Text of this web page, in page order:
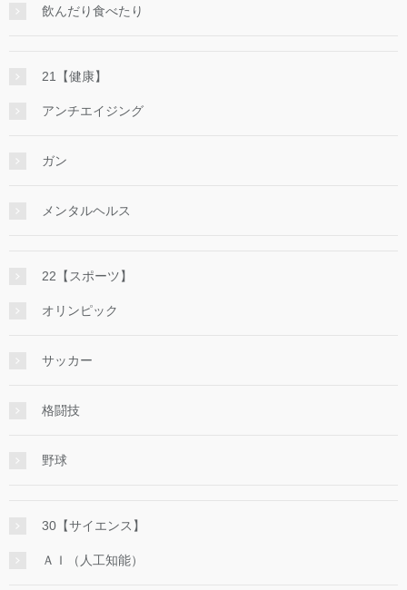
飲んだり食べたり
21【健康】
アンチエイジング
ガン
メンタルヘルス
22【スポーツ】
オリンピック
サッカー
格闘技
野球
30【サイエンス】
ＡＩ（人工知能）